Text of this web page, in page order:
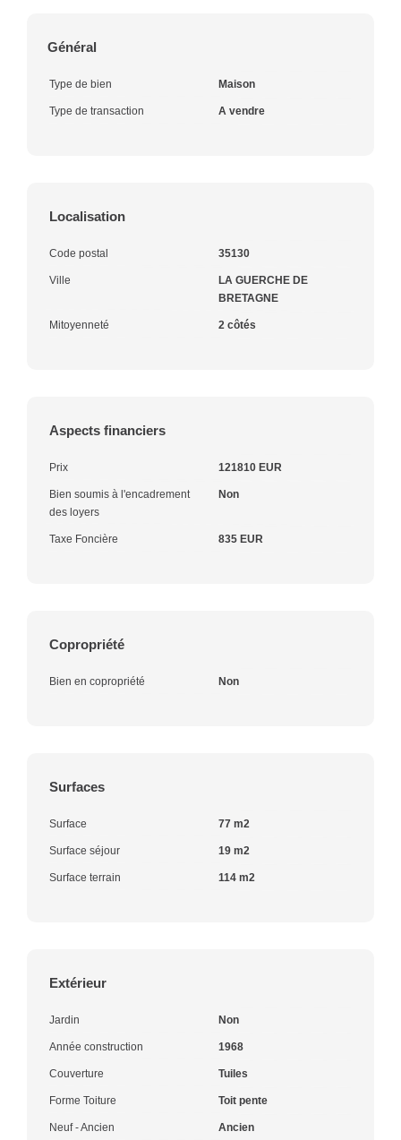
Général
Type de bien Maison
Type de transaction A vendre
Localisation
Code postal 35130
Ville
LA GUERCHE DE
BRETAGNE
Mitoyenneté 2 côtés
Aspects financiers
Prix 121810 EUR
Bien soumis à l'encadrement
des loyers
Non
Taxe Foncière 835 EUR
Copropriété
Bien en copropriété Non
Surfaces
Surface 77 m2
Surface séjour 19 m2
Surface terrain 114 m2
Extérieur
Jardin Non
Année construction 1968
Couverture Tuiles
Forme Toiture Toit pente
Neuf - Ancien Ancien